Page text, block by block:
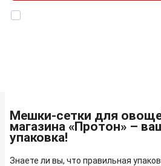
Мешки-сетки для
магазина «Протон» –
упаковка!
Знаете ли вы, что правильная